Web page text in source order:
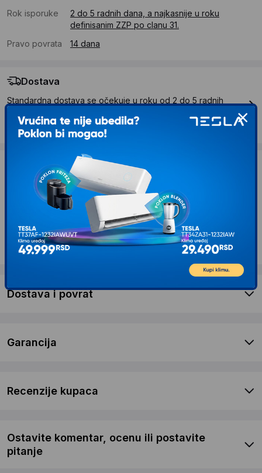
Rok isporuke
2 do 5 radnih dana, a najkasnije u roku
definisanim ZZP po clanu 31.
Pravo povrata
14 dana
Dostava
Standardna dostava se očekuje u roku od 2 do 5 radnih
dana
Troskovi dostave 490 RSD
Želite li ponudu za firmu?
Kontaktirajte nas
Opis proizvoda OSTALI Papir Fotokopir
A4/80g m2/500 Lista za laser,inkjet i
fotokopir masine Ris papira
Dostava i povrat
Garancija
Recenzije kupaca
Ostavite komentar, ocenu ili postavite
pitanje